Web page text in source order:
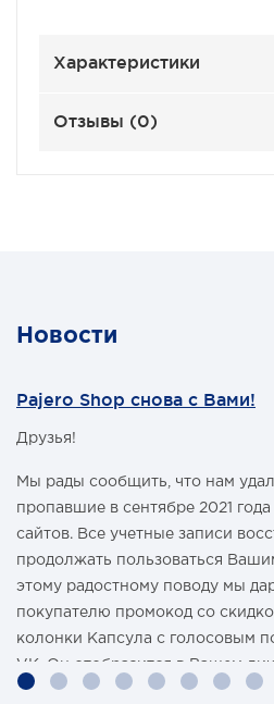
Характеристики
Отзывы (0)
Новости
Pajero Shop снова с Вами!
Друзья!
Мы рады сообщить, что нам
пропавшие в сентябре 2021
сайтов. Все учетные записи
продолжать пользоваться
этому радостному поводу мы
покупателю промокод со
колонки Капсула с голосовым
VK. Он отобразится в Вашем
магазина Pajero Shop 14 февраля.